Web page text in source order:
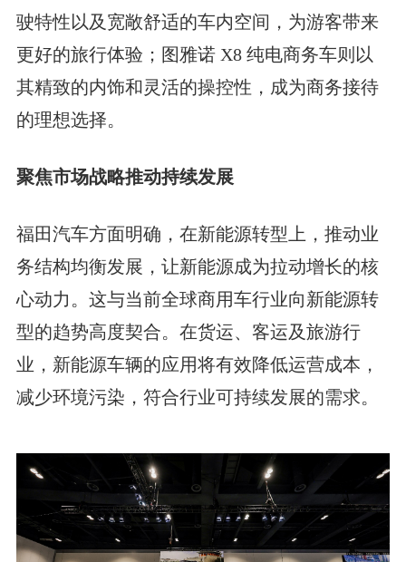
驶特性以及宽敞舒适的车内空间，为游客带来
更好的旅行体验；图雅诺 X8 纯电商务车则以
其精致的内饰和灵活的操控性，成为商务接待
的理想选择。
聚焦市场战略推动持续发展
福田汽车方面明确，在新能源转型上，推动业
务结构均衡发展，让新能源成为拉动增长的核
心动力。这与当前全球商用车行业向新能源转
型的趋势高度契合。在货运、客运及旅游行
业，新能源车辆的应用将有效降低运营成本，
减少环境污染，符合行业可持续发展的需求。